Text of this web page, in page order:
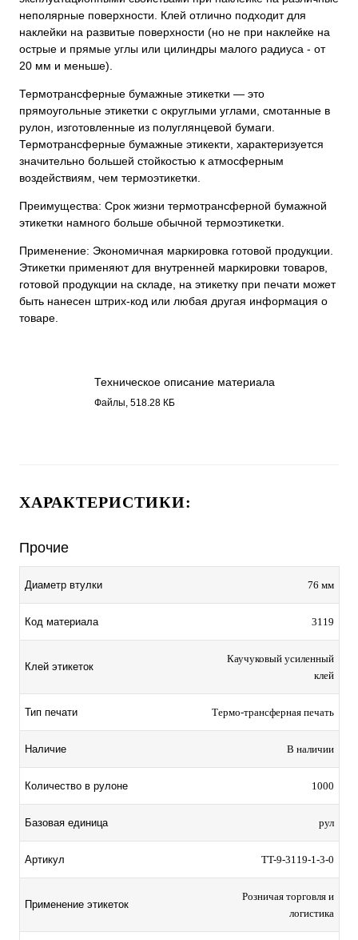
неполярные поверхности. Клей отлично подходит для
наклейки на развитые поверхности (но не при наклейке на
острые и прямые углы или цилиндры малого радиуса - от
20 мм и меньше).
Термотрансферные бумажные этикетки — это
прямоугольные этикетки с округлыми углами, смотанные в
рулон, изготовленные из полуглянцевой бумаги.
Термотрансферные бумажные этикекти, характеризуется
значительно большей стойкостью к атмосферным
воздействиям, чем термоэтикетки.
Преимущества: Срок жизни термотрансферной бумажной
этикетки намного больше обычной термоэтикетки.
Применение: Экономичная маркировка готовой продукции.
Этикетки применяют для внутренней маркировки товаров,
готовой продукции на складе, на этикетку при печати может
быть нанесен штрих-код или любая другая информация о
товаре.
Техническое описание материала
Бумага полуглянец , каучуковый клей
Файлы, 518.28 КБ
ХАРАКТЕРИСТИКИ:
Прочие
Диаметр втулки 76 мм
Код материала 3119
Клей этикеток
Каучуковый усиленный
клей
Тип печати Термо-трансферная печать
Наличие В наличии
Количество в рулоне 1000
Базовая единица рул
Артикул TT-9-3119-1-3-0
Применение этикеток
Розничая торговля и
логистика